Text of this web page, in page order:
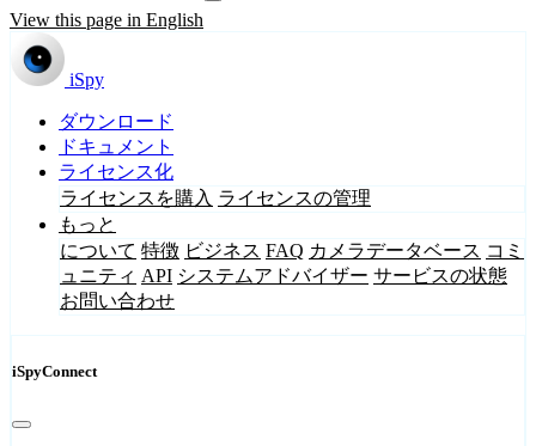
View this page in English
iSpy
ダウンロード
ドキュメント
ライセンス化
ライセンスを購入 ライセンスの管理
もっと
について 特徴 ビジネス FAQ カメラデータベース コミ
ュニティ API システムアドバイザー サービスの状態
お問い合わせ
iSpyConnect